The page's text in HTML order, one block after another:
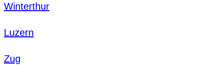
Winterthur
Luzern
Zug